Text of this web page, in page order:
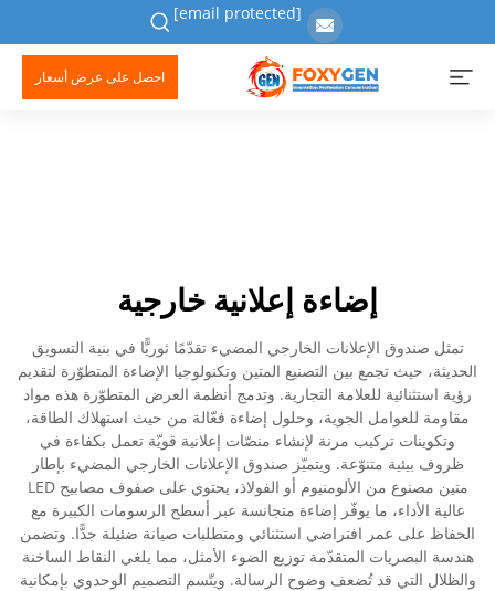
[email protected]
احصل على عرض أسعار
إضاءة إعلانية خارجية
تمثل صندوق الإعلانات الخارجي المضيء تقدّمًا ثوريًّا في بنية التسويق
الحديثة، حيث تجمع بين التصنيع المتين وتكنولوجيا الإضاءة المتطوّرة لتقديم
رؤية استثنائية للعلامة التجارية. وتدمج أنظمة العرض المتطوّرة هذه مواد
مقاومة للعوامل الجوية، وحلول إضاءة فعّالة من حيث استهلاك الطاقة،
وتكوينات تركيب مرنة لإنشاء منصّات إعلانية قويّة تعمل بكفاءة في
ظروف بيئية متنوّعة. ويتميّز صندوق الإعلانات الخارجي المضيء بإطار
متين مصنوع من الألومنيوم أو الفولاذ، يحتوي على صفوف مصابيح LED
عالية الأداء، ما يوفّر إضاءة متجانسة عبر أسطح الرسومات الكبيرة مع
الحفاظ على عمر افتراضي استثنائي ومتطلبات صيانة ضئيلة جدًّا. وتضمن
هندسة البصريات المتقدّمة توزيع الضوء الأمثل، مما يلغي النقاط الساخنة
والظلال التي قد تُضعف وضوح الرسالة. ويتّسم التصميم الوحدوي بإمكانية